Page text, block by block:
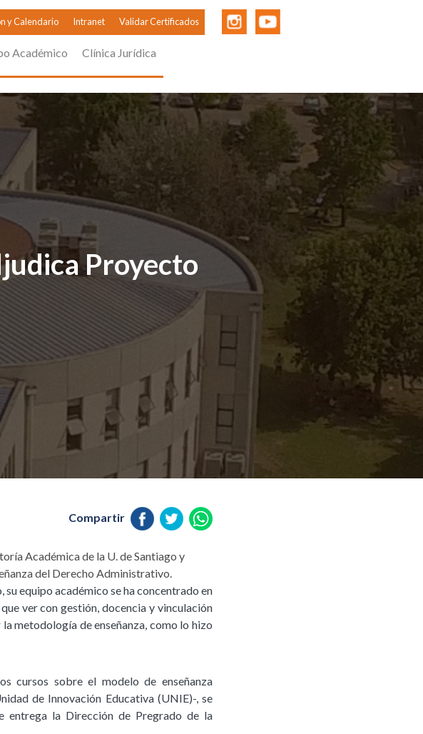
y Calendario Intranet Validar Certificados
Académico Clínica Jurídica
Proyecto
Compartir
Académica de la U. de Santiago y
del Derecho Administrativo.
equipo académico se ha concentrado en
ver con gestión, docencia y vinculación
metodología de enseñanza, como lo hizo
cursos sobre el modelo de enseñanza
de Innovación Educativa (UNIE)-, se
entrega la Dirección de Pregrado de la